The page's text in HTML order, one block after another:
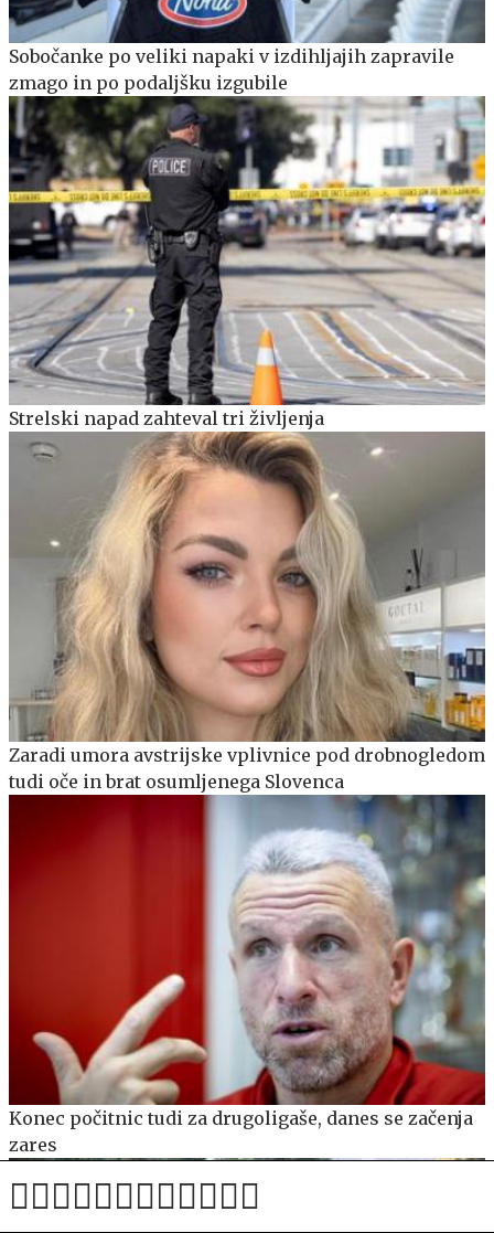
Sobočanke po veliki napaki v izdihljajih zapravile
zmago in po podaljšku izgubile
Strelski napad zahteval tri življenja
Zaradi umora avstrijske vplivnice pod drobnogledom
tudi oče in brat osumljenega Slovenca
Konec počitnic tudi za drugoligaše, danes se začenja
zares